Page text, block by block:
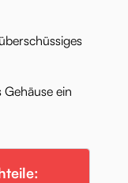
Gehäuse ein